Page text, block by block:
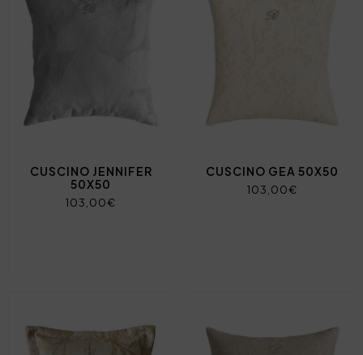
CUSCINO JENNIFER
50X50
103,00€
CUSCINO GEA 50X50
103,00€